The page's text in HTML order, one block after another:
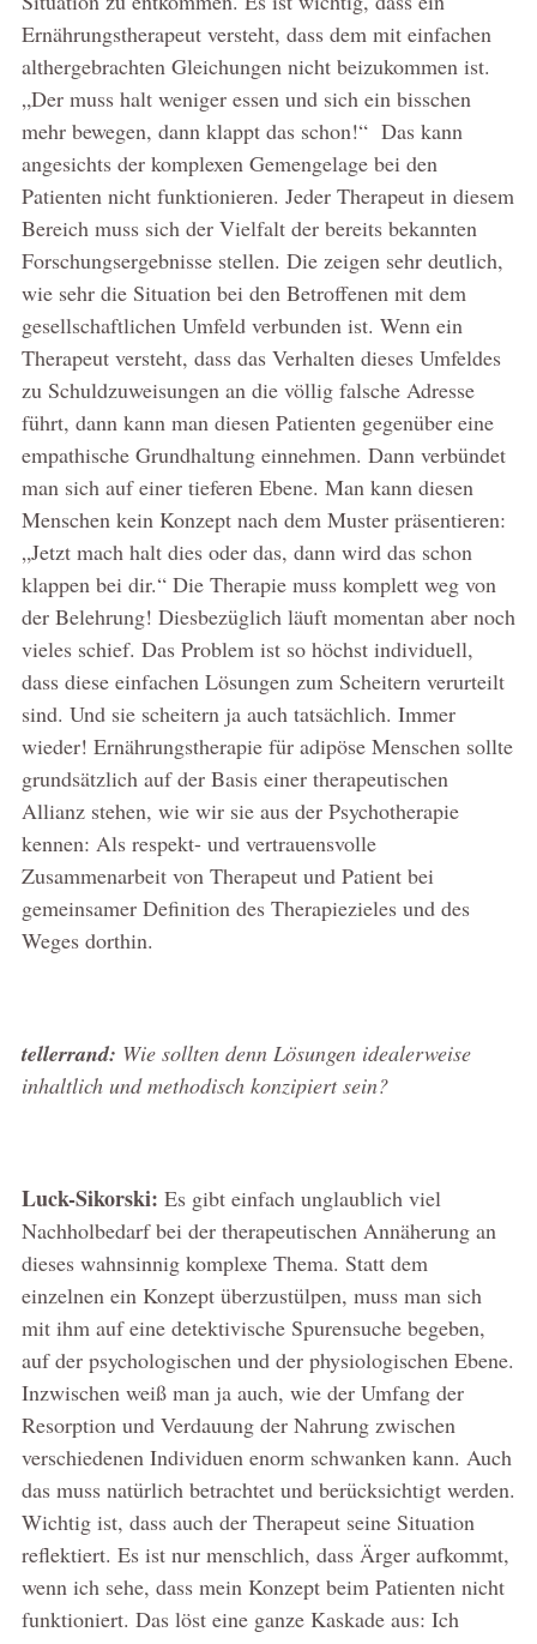
Ernährungstherapeut versteht, dass dem mit einfachen
althergebrachten Gleichungen nicht beizukommen ist.
„Der muss halt weniger essen und sich ein bisschen
mehr bewegen, dann klappt das schon!“ Das kann
angesichts der komplexen Gemengelage bei den
Patienten nicht funktionieren. Jeder Therapeut in diesem
Bereich muss sich der Vielfalt der bereits bekannten
Forschungsergebnisse stellen. Die zeigen sehr deutlich,
wie sehr die Situation bei den Betroffenen mit dem
gesellschaftlichen Umfeld verbunden ist. Wenn ein
Therapeut versteht, dass das Verhalten dieses Umfeldes
zu Schuldzuweisungen an die völlig falsche Adresse
führt, dann kann man diesen Patienten gegenüber eine
empathische Grundhaltung einnehmen. Dann verbündet
man sich auf einer tieferen Ebene. Man kann diesen
Menschen kein Konzept nach dem Muster präsentieren:
„Jetzt mach halt dies oder das, dann wird das schon
klappen bei dir.“ Die Therapie muss komplett weg von
der Belehrung! Diesbezüglich läuft momentan aber noch
vieles schief. Das Problem ist so höchst individuell,
dass diese einfachen Lösungen zum Scheitern verurteilt
sind. Und sie scheitern ja auch tatsächlich. Immer
wieder! Ernährungstherapie für adipöse Menschen sollte
grundsätzlich auf der Basis einer therapeutischen
Allianz stehen, wie wir sie aus der Psychotherapie
kennen: Als respekt- und vertrauensvolle
Zusammenarbeit von Therapeut und Patient bei
gemeinsamer Definition des Therapiezieles und des
Weges dorthin.
tellerrand: Wie sollten denn Lösungen idealerweise
inhaltlich und methodisch konzipiert sein?
Luck-Sikorski: Es gibt einfach unglaublich viel
Nachholbedarf bei der therapeutischen Annäherung an
dieses wahnsinnig komplexe Thema. Statt dem
einzelnen ein Konzept überzustülpen, muss man sich
mit ihm auf eine detektivische Spurensuche begeben,
auf der psychologischen und der physiologischen Ebene.
Inzwischen weiß man ja auch, wie der Umfang der
Resorption und Verdauung der Nahrung zwischen
verschiedenen Individuen enorm schwanken kann. Auch
das muss natürlich betrachtet und berücksichtigt werden.
Wichtig ist, dass auch der Therapeut seine Situation
reflektiert. Es ist nur menschlich, dass Ärger aufkommt,
wenn ich sehe, dass mein Konzept beim Patienten nicht
funktioniert. Das löst eine ganze Kaskade aus: Ich